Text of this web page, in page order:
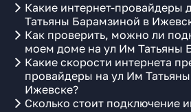
Какие интернет-провайдеры
Татьяны Барамзиной в
Как проверить, можно ли
моем доме на ул Им Татьяны
Какие скорости интернета
провайдеры на ул Им
Ижевске?
Сколько стоит подключение